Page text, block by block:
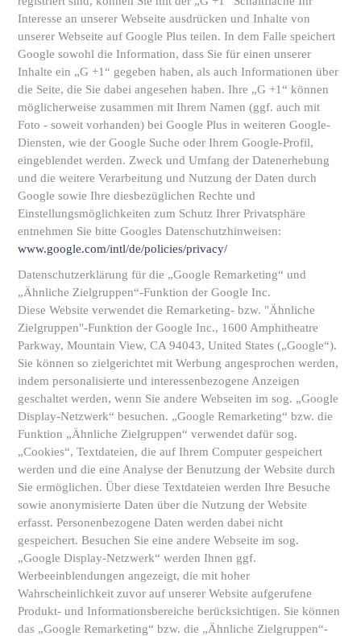
Interesse an unserer Webseite ausdrücken und Inhalte von
unserer Webseite auf Google Plus teilen. In dem Falle speichert
Google sowohl die Information, dass Sie für einen unserer
Inhalte ein „G +1“ gegeben haben, als auch Informationen über
die Seite, die Sie dabei angesehen haben. Ihre „G +1“ können
möglicherweise zusammen mit Ihrem Namen (ggf. auch mit
Foto - soweit vorhanden) bei Google Plus in weiteren Google-
Diensten, wie der Google Suche oder Ihrem Google-Profil,
eingeblendet werden. Zweck und Umfang der Datenerhebung
und die weitere Verarbeitung und Nutzung der Daten durch
Google sowie Ihre diesbezüglichen Rechte und
Einstellungsmöglichkeiten zum Schutz Ihrer Privatsphäre
entnehmen Sie bitte Googles Datenschutzhinweisen:
www.google.com/intl/de/policies/privacy/
Datenschutzerklärung für die „Google Remarketing“ und
„Ähnliche Zielgruppen“-Funktion der Google Inc.
Diese Website verwendet die Remarketing- bzw. "Ähnliche
Zielgruppen"-Funktion der Google Inc., 1600 Amphitheatre
Parkway, Mountain View, CA 94043, United States („Google“).
Sie können so zielgerichtet mit Werbung angesprochen werden,
indem personalisierte und interessenbezogene Anzeigen
geschaltet werden, wenn Sie andere Webseiten im sog. „Google
Display-Netzwerk“ besuchen. „Google Remarketing“ bzw. die
Funktion „Ähnliche Zielgruppen“ verwendet dafür sog.
„Cookies“, Textdateien, die auf Ihrem Computer gespeichert
werden und die eine Analyse der Benutzung der Website durch
Sie ermöglichen. Über diese Textdateien werden Ihre Besuche
sowie anonymisierte Daten über die Nutzung der Website
erfasst. Personenbezogene Daten werden dabei nicht
gespeichert. Besuchen Sie eine andere Webseite im sog.
„Google Display-Netzwerk“ werden Ihnen ggf.
Werbeeinblendungen angezeigt, die mit hoher
Wahrscheinlichkeit zuvor auf unserer Website aufgerufene
Produkt- und Informationsbereiche berücksichtigen. Sie können
das „Google Remarketing“ bzw. die „Ähnliche Zielgruppen“-